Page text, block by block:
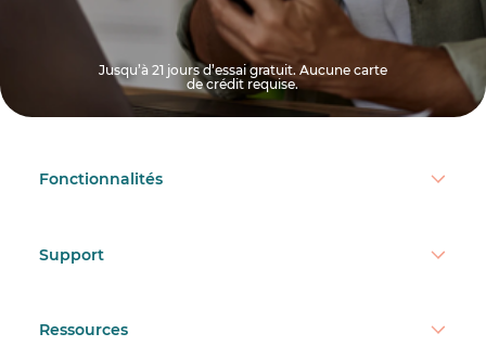
Jusqu’à 21 jours d’essai gratuit. Aucune carte
de crédit requise.
Fonctionnalités
Support
Ressources